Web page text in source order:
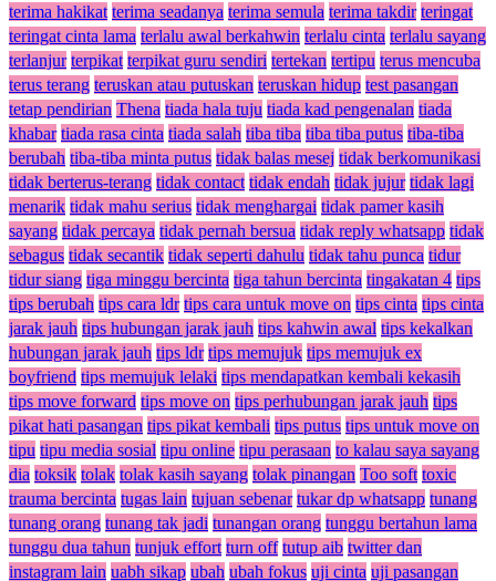
terima hakikat terima seadanya terima semula terima takdir teringat
teringat cinta lama terlalu awal berkahwin terlalu cinta terlalu sayang
terlanjur terpikat terpikat guru sendiri tertekan tertipu terus mencuba
terus terang teruskan atau putuskan teruskan hidup test pasangan
tetap pendirian Thena tiada hala tuju tiada kad pengenalan tiada
khabar tiada rasa cinta tiada salah tiba tiba tiba tiba putus tiba-tiba
berubah tiba-tiba minta putus tidak balas mesej tidak berkomunikasi
tidak berterus-terang tidak contact tidak endah tidak jujur tidak lagi
menarik tidak mahu serius tidak menghargai tidak pamer kasih
sayang tidak percaya tidak pernah bersua tidak reply whatsapp tidak
sebagus tidak secantik tidak seperti dahulu tidak tahu punca tidur
tidur siang tiga minggu bercinta tiga tahun bercinta tingakatan 4 tips
tips berubah tips cara ldr tips cara untuk move on tips cinta tips cinta
jarak jauh tips hubungan jarak jauh tips kahwin awal tips kekalkan
hubungan jarak jauh tips ldr tips memujuk tips memujuk ex
boyfriend tips memujuk lelaki tips mendapatkan kembali kekasih
tips move forward tips move on tips perhubungan jarak jauh tips
pikat hati pasangan tips pikat kembali tips putus tips untuk move on
tipu tipu media sosial tipu online tipu perasaan to kalau saya sayang
dia toksik tolak tolak kasih sayang tolak pinangan Too soft toxic
trauma bercinta tugas lain tujuan sebenar tukar dp whatsapp tunang
tunang orang tunang tak jadi tunangan orang tunggu bertahun lama
tunggu dua tahun tunjuk effort turn off tutup aib twitter dan
instagram lain uabh sikap ubah ubah fokus uji cinta uji pasangan